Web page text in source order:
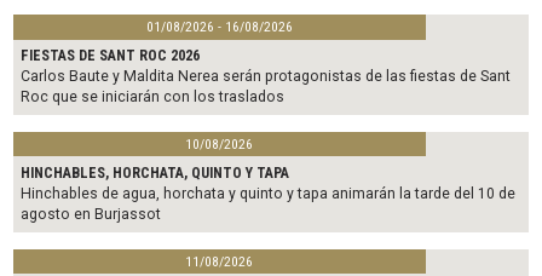
01/08/2026 - 16/08/2026
FIESTAS DE SANT ROC 2026
Carlos Baute y Maldita Nerea serán protagonistas de las fiestas de Sant
Roc que se iniciarán con los traslados
10/08/2026
HINCHABLES, HORCHATA, QUINTO Y TAPA
Hinchables de agua, horchata y quinto y tapa animarán la tarde del 10 de
agosto en Burjassot
11/08/2026